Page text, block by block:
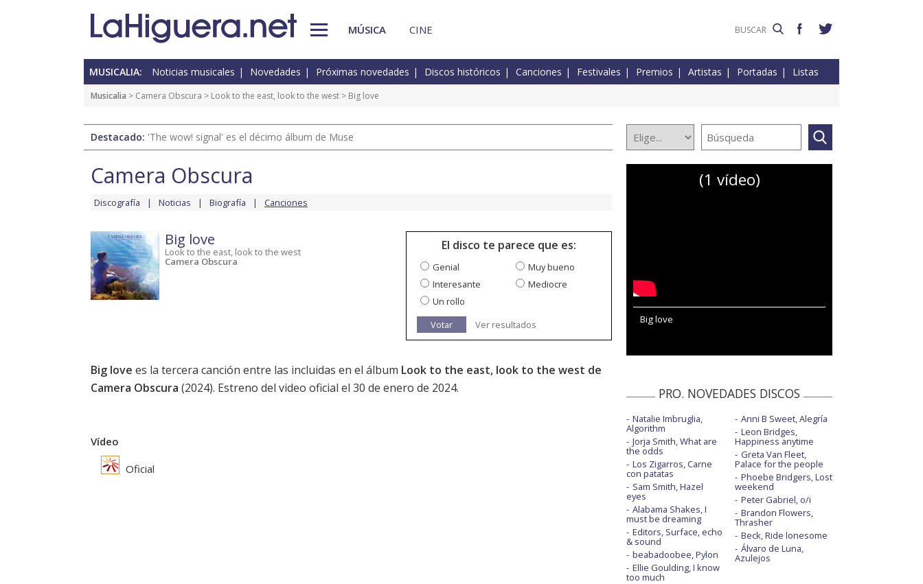
MÚSICA CINE
MUSICALIA: Noticias musicales Novedades Próximas novedades Discos históricos Canciones Festivales Premios Artistas Portadas Listas
Musicalia > Camera Obscura > Look to the east, look to the west > Big love
Destacado: 'The wow! signal' es el décimo álbum de Muse
Camera Obscura
Discografía Noticias Biografía Canciones
Big love
Look to the east, look to the west
Camera Obscura
El disco te parece que es:
Genial
Muy bueno
Interesante
Mediocre
Un rollo
Votar
Ver resultados
Big love es la tercera canción entre las incluidas en el álbum Look to the east, look to the west de
Camera Obscura (2024). Estreno del video oficial el 30 de enero de 2024.
Vídeo
Oficial
(1 vídeo)
Big love
PRO. NOVEDADES DISCOS
Natalie Imbruglia,
Algorithm
Jorja Smith, What are
the odds
Los Zigarros, Carne
con patatas
Sam Smith, Hazel
eyes
Alabama Shakes, I
must be dreaming
Editors, Surface, echo
& sound
beabadoobee, Pylon
Ellie Goulding, I know
too much
Anni B Sweet, Alegría
Leon Bridges,
Happiness anytime
Greta Van Fleet,
Palace for the people
Phoebe Bridgers, Lost
weekend
Peter Gabriel, o/i
Brandon Flowers,
Thrasher
Beck, Ride lonesome
Álvaro de Luna,
Azulejos